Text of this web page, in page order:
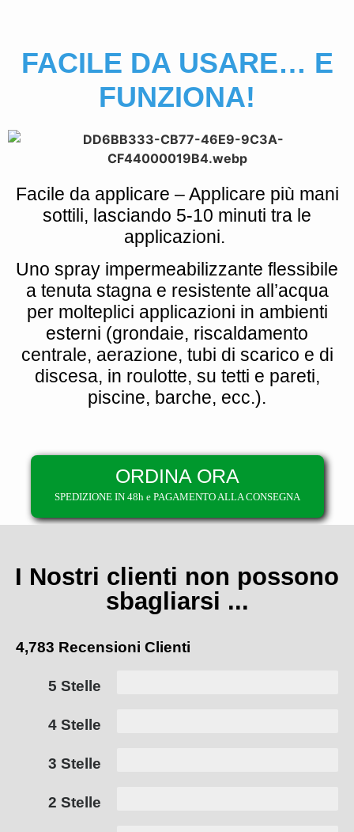
FACILE DA USARE… E
FUNZIONA!
Facile da applicare – Applicare più mani
sottili, lasciando 5-10 minuti tra le
applicazioni.
Uno spray impermeabilizzante flessibile
a tenuta stagnae resistente all’acqua
per molteplici applicazioni in ambienti
esterni (grondaie, riscaldamento
centrale, aerazione, tubi di scarico e di
discesa, in roulotte, su tetti e pareti,
piscine, barche, ecc.).
ORDINA ORA
SPEDIZIONE IN 48h e PAGAMENTO ALLA CONSEGNA
I Nostri clienti non possono
sbagliarsi ...
4,783 Recensioni Clienti
5 Stelle
4 Stelle
3 Stelle
2 Stelle